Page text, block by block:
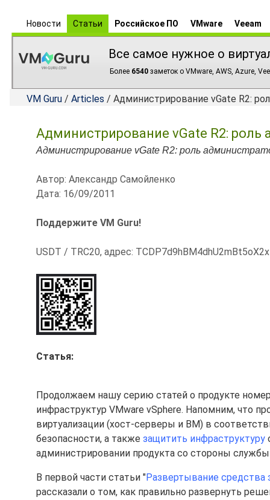
Новости Статьи Российское ПО VMware Veeam
Все самое нужное о
Более 6540 заметок о VMware, AWS, Azure,
VM Guru / Articles / Администрирование vGate R2:
Администрирование vGate R2:
Администрирование vGate R2: роль
Автор: Александр Самойленко
Дата: 16/09/2011
Поддержите VM Guru!
USDT / TRC20, адрес:
Статья:
Продолжаем нашу серию статей о продукте
инфраструктур VMware vSphere. Напомним, что
виртуализации (хост-серверы и ВМ) в
безопасности, а также защитить инфраструктуру
администрировании продукта со стороны
В первой части статьи "Развертывание средства
рассказали о том, как правильно развернуть